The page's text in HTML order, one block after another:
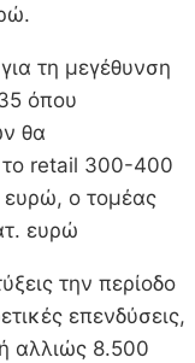
τη μεγέθυνση
όπου
θα
το retail 300-400
ευρώ, ο τομέας
ευρώ
την περίοδο
επενδύσεις,
αλλιώς 8.500